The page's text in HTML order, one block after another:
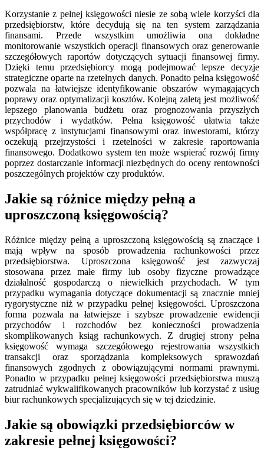
Korzystanie z pełnej księgowości niesie ze sobą wiele korzyści dla
przedsiębiorstw, które decydują się na ten system zarządzania
finansami. Przede wszystkim umożliwia ona dokładne
monitorowanie wszystkich operacji finansowych oraz generowanie
szczegółowych raportów dotyczących sytuacji finansowej firmy.
Dzięki temu przedsiębiorcy mogą podejmować lepsze decyzje
strategiczne oparte na rzetelnych danych. Ponadto pełna księgowość
pozwala na łatwiejsze identyfikowanie obszarów wymagających
poprawy oraz optymalizacji kosztów. Kolejną zaletą jest możliwość
lepszego planowania budżetu oraz prognozowania przyszłych
przychodów i wydatków. Pełna księgowość ułatwia także
współpracę z instytucjami finansowymi oraz inwestorami, którzy
oczekują przejrzystości i rzetelności w zakresie raportowania
finansowego. Dodatkowo system ten może wspierać rozwój firmy
poprzez dostarczanie informacji niezbędnych do oceny rentowności
poszczególnych projektów czy produktów.
Jakie są różnice między pełną a
uproszczoną księgowością?
Różnice między pełną a uproszczoną księgowością są znaczące i
mają wpływ na sposób prowadzenia rachunkowości przez
przedsiębiorstwa. Uproszczona księgowość jest zazwyczaj
stosowana przez małe firmy lub osoby fizyczne prowadzące
działalność gospodarczą o niewielkich przychodach. W tym
przypadku wymagania dotyczące dokumentacji są znacznie mniej
rygorystyczne niż w przypadku pełnej księgowości. Uproszczona
forma pozwala na łatwiejsze i szybsze prowadzenie ewidencji
przychodów i rozchodów bez konieczności prowadzenia
skomplikowanych ksiąg rachunkowych. Z drugiej strony pełna
księgowość wymaga szczegółowego rejestrowania wszystkich
transakcji oraz sporządzania kompleksowych sprawozdań
finansowych zgodnych z obowiązującymi normami prawnymi.
Ponadto w przypadku pełnej księgowości przedsiębiorstwa muszą
zatrudniać wykwalifikowanych pracowników lub korzystać z usług
biur rachunkowych specjalizujących się w tej dziedzinie.
Jakie są obowiązki przedsiębiorców w
zakresie pełnej księgowości?